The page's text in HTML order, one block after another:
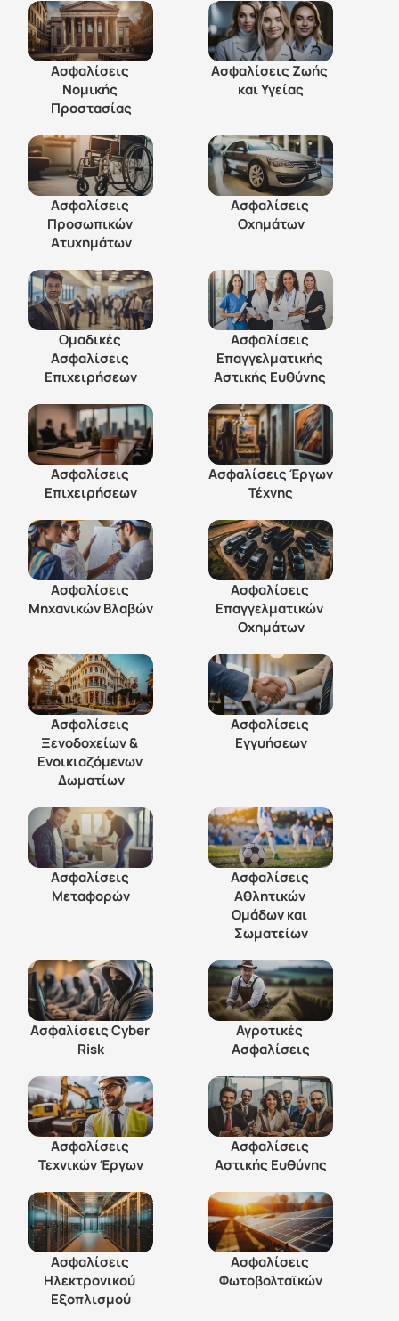
Ασφαλίσεις
Νομικής
Προστασίας
Ασφαλίσεις Ζωής
και Υγείας
Ασφαλίσεις
Προσωπικών
Ατυχημάτων
Ασφαλίσεις
Οχημάτων
Ομαδικές
Ασφαλίσεις
Επιχειρήσεων
Ασφαλίσεις
Επαγγελματικής
Αστικής Ευθύνης
Ασφαλίσεις
Επιχειρήσεων
Ασφαλίσεις Έργων
Τέχνης
Ασφαλίσεις
Μηχανικών Βλαβών
Ασφαλίσεις
Επαγγελματικών
Οχημάτων
Ασφαλίσεις
Ξενοδοχείων &
Eνοικιαζόμενων
Δωματίων
Ασφαλίσεις
Εγγυήσεων
Ασφαλίσεις
Μεταφορών
Ασφαλίσεις
Αθλητικών
Ομάδων και
Σωματείων
Ασφαλίσεις Cyber
Risk
Αγροτικές
Ασφαλίσεις
Ασφαλίσεις
Τεχνικών Έργων
Ασφαλίσεις
Αστικής Ευθύνης
Ασφαλίσεις
Ηλεκτρονικού
Εξοπλισμού
Ασφαλίσεις
Φωτοβολταϊκών